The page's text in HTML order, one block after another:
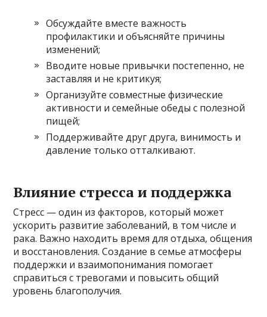
Обсуждайте вместе важность
профилактики и объясняйте причины
изменений;
Вводите новые привычки постепенно, не
заставляя и не критикуя;
Организуйте совместные физические
активности и семейные обеды с полезной
пищей;
Поддерживайте друг друга, винимость и
давление только отталкивают.
Влияние стресса и поддержка
Стресс — один из факторов, который может
ускорить развитие заболеваний, в том числе и
рака. Важно находить время для отдыха, общения
и восстановления. Создание в семье атмосферы
поддержки и взаимопонимания помогает
справиться с тревогами и повысить общий
уровень благополучия.